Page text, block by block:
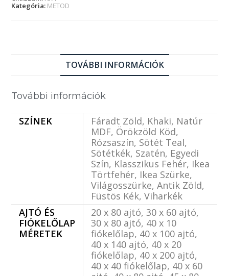
Kategória: METOD
TOVÁBBI INFORMÁCIÓK
További információk
SZÍNEK
Fáradt Zöld, Khaki, Natúr
MDF, Örökzöld Köd,
Rózsaszín, Sötét Teal,
Sötétkék, Szatén, Egyedi
Szín, Klasszikus Fehér, Ikea
Törtfehér, Ikea Szürke,
Világosszürke, Antik Zöld,
Füstös Kék, Viharkék
AJTÓ ÉS
FIÓKELŐLAP
MÉRETEK
20 x 80 ajtó, 30 x 60 ajtó,
30 x 80 ajtó, 40 x 10
fiókelőlap, 40 x 100 ajtó,
40 x 140 ajtó, 40 x 20
fiókelőlap, 40 x 200 ajtó,
40 x 40 fiókelőlap, 40 x 60